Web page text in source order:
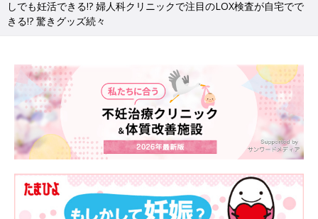
しでも妊活できる!? 婦人科クリニックで注目のLOX検査が自宅でで
きる!? 驚きグッズ続々